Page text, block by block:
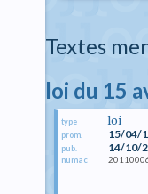
Textes
loi du 15
type loi
prom. 15/04/
pub. 14/10/
numac